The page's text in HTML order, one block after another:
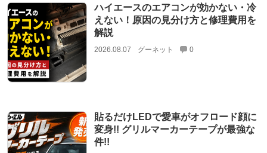
ハイエースのエアコンが効かない・冷
えない！原因の見分け方と修理費用を
解説
2026.08.07 グーネット 0
貼るだけLEDで愛車がオフロード顔に
変身!! グリルマーカーテープが最強な
件!!